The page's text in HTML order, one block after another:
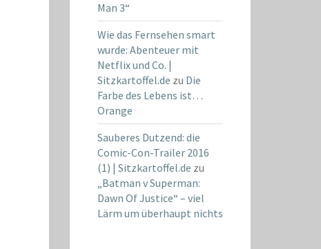
Man 3“
Wie das Fernsehen smart
wurde: Abenteuer mit
Netflix und Co. |
Sitzkartoffel.de zu Die
Farbe des Lebens ist…
Orange
Sauberes Dutzend: die
Comic-Con-Trailer 2016
(1) | Sitzkartoffel.de zu
„Batman v Superman:
Dawn Of Justice“ – viel
Lärm um überhaupt nichts